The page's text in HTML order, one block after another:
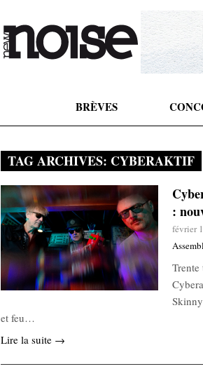
BRÈVES
TAG ARCHIVES: CYBERAKTIF
:
février
et feu…
Lire la suite →